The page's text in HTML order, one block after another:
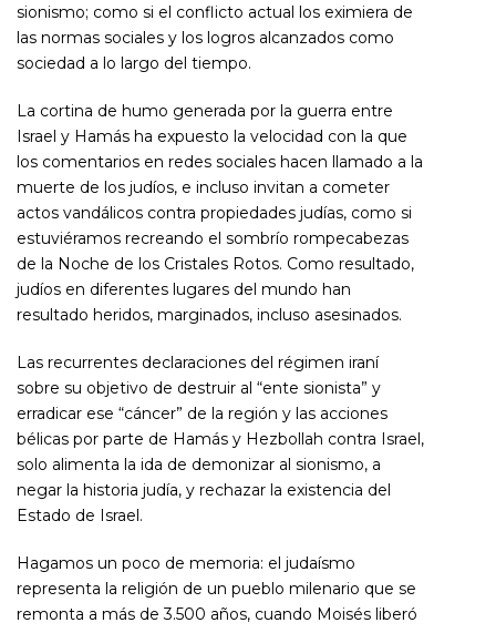
sionismo; como si el conflicto actual los eximiera de
las normas sociales y los logros alcanzados como
sociedad a lo largo del tiempo.
La cortina de humo generada por la guerra entre
Israel y Hamás ha expuesto la velocidad con la que
los comentarios en redes sociales hacen llamado a la
muerte de los judíos, e incluso invitan a cometer
actos vandálicos contra propiedades judías, como si
estuviéramos recreando el sombrío rompecabezas
de la Noche de los Cristales Rotos. Como resultado,
judíos en diferentes lugares del mundo han
resultado heridos, marginados, incluso asesinados.
Las recurrentes declaraciones del régimen iraní
sobre su objetivo de destruir al “ente sionista” y
erradicar ese “cáncer” de la región y las acciones
bélicas por parte de Hamás y Hezbollah contra Israel,
solo alimenta la ida de demonizar al sionismo, a
negar la historia judía, y rechazar la existencia del
Estado de Israel.
Hagamos un poco de memoria: el judaísmo
representa la religión de un pueblo milenario que se
remonta a más de 3.500 años, cuando Moisés liberó